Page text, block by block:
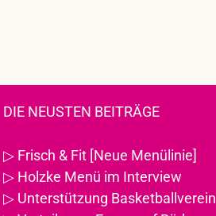
DIE NEUSTEN BEITRÄGE
▷ Frisch & Fit [Neue Menülinie]
▷ Holzke Menü im Interview
▷ Unterstützung Basketballverein